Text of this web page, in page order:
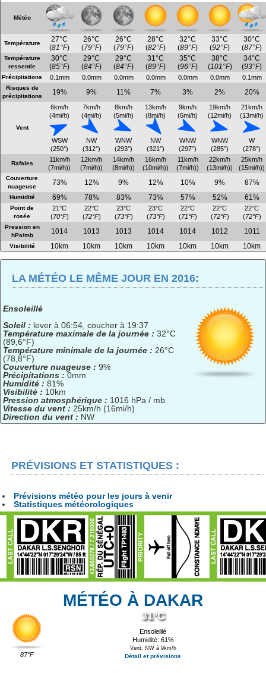
Météo
Température
27°C
(81°F)
26°C
(79°F)
26°C
(79°F)
28°C
(82°F)
32°C
(89°F)
33°C
(92°F)
30°C
(87°F)
Température
ressentie
30°C
(85°F)
29°C
(84°F)
29°C
(84°F)
31°C
(89°F)
35°C
(96°F)
38°C
(101°F)
34°C
(93°F)
Précipitations 0.1mm 0.0mm 0.0mm 0.0mm 0.0mm 0.0mm 0.1mm
Risques de
précipitations
19% 9% 11% 7% 3% 2% 20%
Vent
6km/h
(4mi/h)
WSW
(250°)
7km/h
(4mi/h)
NW
(312°)
8km/h
(5mi/h)
WNW
(293°)
13km/h
(8mi/h)
NW
(321°)
9km/h
(6mi/h)
WNW
(297°)
19km/h
(12mi/h)
WNW
(285°)
21km/h
(13mi/h)
W
(278°)
Rafales
11km/h
(7mi/h))
12km/h
(7mi/h))
14km/h
(8mi/h))
16km/h
(10mi/h))
11km/h
(7mi/h))
22km/h
(13mi/h))
25km/h
(15mi/h))
Couverture
nuageuse
73% 12% 9% 12% 10% 9% 87%
Humidité 69% 78% 83% 73% 57% 52% 61%
Point de
rosée
21°C
(70°F)
22°C
(72°F)
23°C
(73°F)
23°C
(73°F)
22°C
(71°F)
22°C
(72°F)
22°C
(72°F)
Pression en
hPa/mb
1014 1013 1013 1014 1014 1012 1011
Visibilité 10km 10km 10km 10km 10km 10km 10km
LA MÉTÉO LE MÊME JOUR EN 2016:
Ensoleillé
Soleil : lever à 06:54, coucher à 19:37
Température maximale de la journée : 32°C
(89,6°F)
Température minimale de la journée : 26°C
(78,8°F)
Couverture nuageuse : 9%
Précipitations : 0mm
Humidité : 81%
Visibilité : 10km
Pression atmosphérique : 1016 hPa / mb
Vitesse du vent : 25km/h (16mi/h)
Direction du vent : NW
PRÉVISIONS ET STATISTIQUES :
Prévisions météo pour les jours à venir
Statistiques météorologiques
MÉTÉO À DAKAR
87°F
31°C
Ensoleillé
Humidité: 61%
Vent: NW à 9km/h
Détail et prévisions